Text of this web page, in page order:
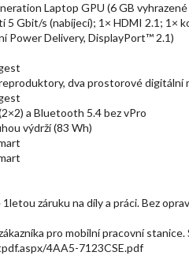
Laptop GPU (6 GB
5 Gbit/s (nabíjecí); 1× HDMI 2.1;
Power Delivery, DisplayPort™ 2.1)
dva prostorové
a Bluetooth 5.4 bez vPro
výdrží (83 Wh)
záruku na díly a práci. Bez
pro mobilní pracovní
4AA5-7123CSE.pdf